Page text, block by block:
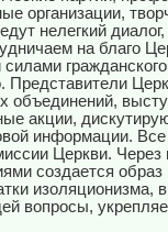
организации,
нелегкий
на благо
Представители
объединений,
акции,
информации.
Церкви. Через
создается
изоляционизма,
вопросы,